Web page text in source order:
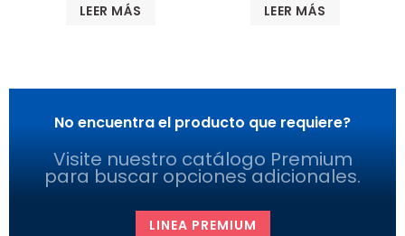
LEER MÁS
LEER MÁS
No encuentra el producto que requiere?
Visite nuestro catálogo Premium
para buscar opciones adicionales.
LINEA PREMIUM